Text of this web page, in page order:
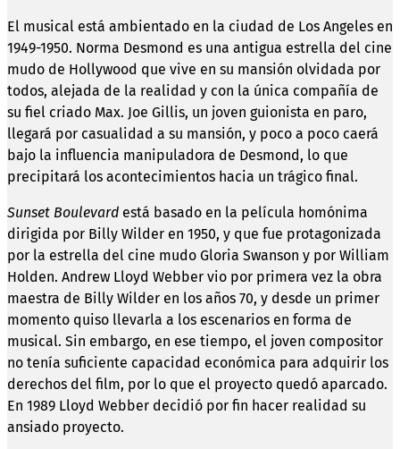
El musical está ambientado en la ciudad de Los Angeles en
1949-1950. Norma Desmond es una antigua estrella del cine
mudo de Hollywood que vive en su mansión olvidada por
todos, alejada de la realidad y con la única compañía de
su fiel criado Max. Joe Gillis, un joven guionista en paro,
llegará por casualidad a su mansión, y poco a poco caerá
bajo la influencia manipuladora de Desmond, lo que
precipitará los acontecimientos hacia un trágico final.
Sunset Boulevard está basado en la película homónima
dirigida por Billy Wilder en 1950, y que fue protagonizada
por la estrella del cine mudo Gloria Swanson y por William
Holden. Andrew Lloyd Webber vio por primera vez la obra
maestra de Billy Wilder en los años 70, y desde un primer
momento quiso llevarla a los escenarios en forma de
musical. Sin embargo, en ese tiempo, el joven compositor
no tenía suficiente capacidad económica para adquirir los
derechos del film, por lo que el proyecto quedó aparcado.
En 1989 Lloyd Webber decidió por fin hacer realidad su
ansiado proyecto.